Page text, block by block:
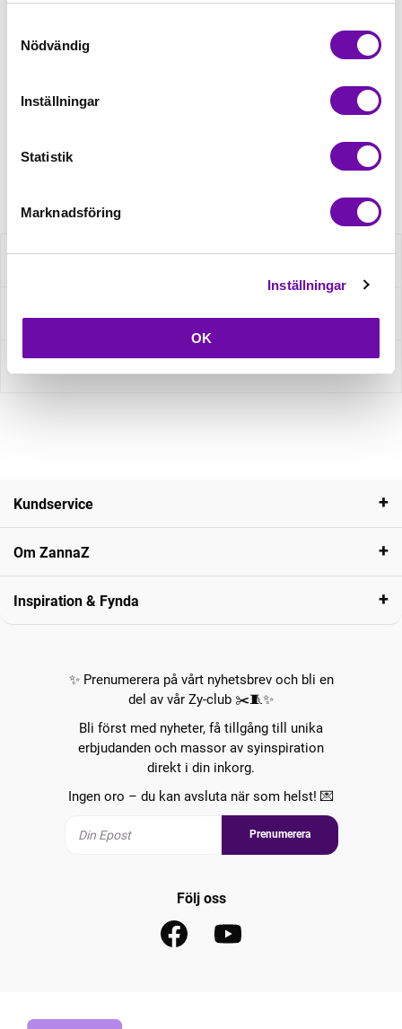
Nödvändig
Inställningar
Statistik
Marknadsföring
Inställningar
OK
Beställningsvara
Kundservice
Om ZannaZ
Inspiration & Fynda
✨ Prenumerera på vårt nyhetsbrev och bli en
del av vår Zy-club ✂️🧵✨
Bli först med nyheter, få tillgång till unika
erbjudanden och massor av syinspiration
direkt i din inkorg.
Ingen oro – du kan avsluta när som helst! 💌
Prenumerera
Följ oss